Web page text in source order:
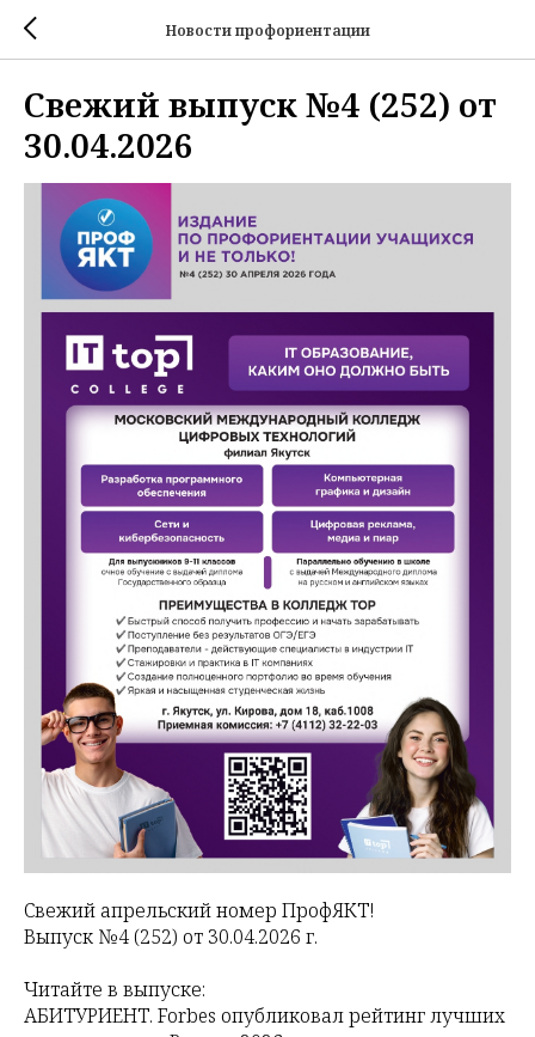
Новости профориентации
Свежий выпуск №4 (252) от
30.04.2026
Свежий апрельский номер ПрофЯКТ!
Выпуск №4 (252) от 30.04.2026 г.
Читайте в выпуске:
АБИТУРИЕНТ. Forbes опубликовал рейтинг лучших